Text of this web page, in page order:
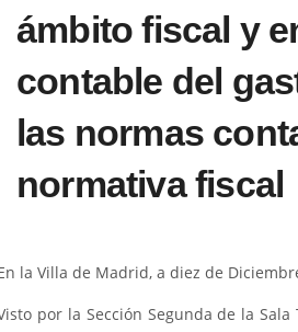
ámbito fiscal y
contable del
las normas
normativa fiscal
la Villa de Madrid, a diez de
por la Sección Segunda de la